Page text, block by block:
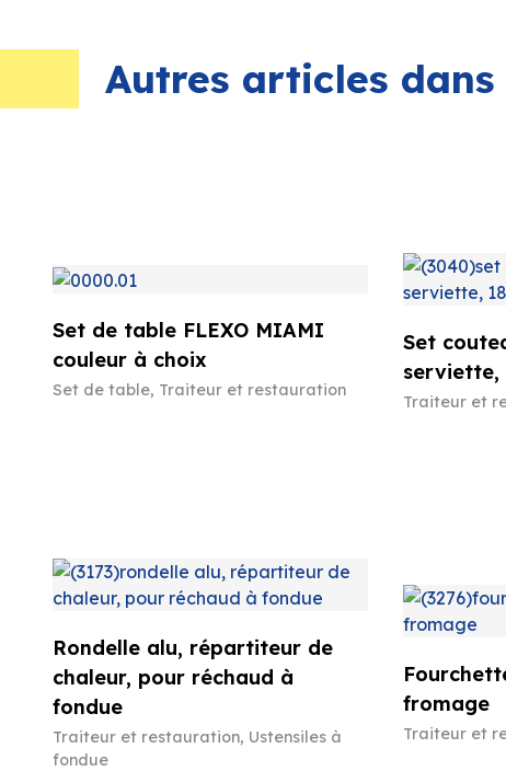
Autres articles
Set de table FLEXO MIAMI
couleur à choix
Set de table, Traiteur et restauration
Set
serviette,
Traiteur et
Rondelle alu, répartiteur de
chaleur, pour réchaud à
fondue
Traiteur et restauration, Ustensiles à
fondue
fromage
Traiteur et